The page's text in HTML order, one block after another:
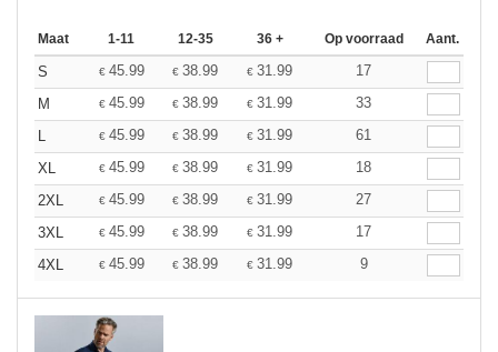
Maat 1-11 12-35 36 + Op voorraad Aant.
S € 45.99 € 38.99 € 31.99
17
M
€ 45.99 € 38.99 € 31.99
33
L
€ 45.99 € 38.99 € 31.99
61
XL
€ 45.99 € 38.99 € 31.99
18
2XL
€ 45.99 € 38.99 € 31.99
27
3XL
€ 45.99 € 38.99 € 31.99
17
4XL
€ 45.99 € 38.99 € 31.99 9